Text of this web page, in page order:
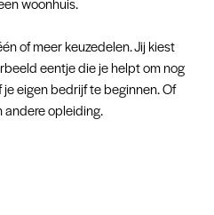
of meer keuzedelen. Jij kiest
eentje die je helpt om nog
eigen bedrijf te beginnen. Of
andere opleiding.